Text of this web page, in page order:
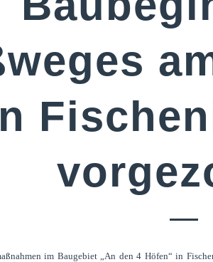
im Baugebiet „An den 4 Höfen“ in